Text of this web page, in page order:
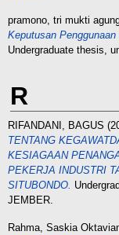
pramono, tri mukti
Keputusan
Undergraduate thesis,
R
RIFANDANI, BAGUS
TENTANG
KESIAGAAN
PEKERJA INDUSTRI
SITUBONDO.
JEMBER.
Rahma, Saskia